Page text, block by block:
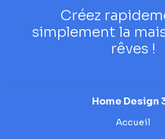
Créez
simplement la
rêves !
Home Design
Accueil